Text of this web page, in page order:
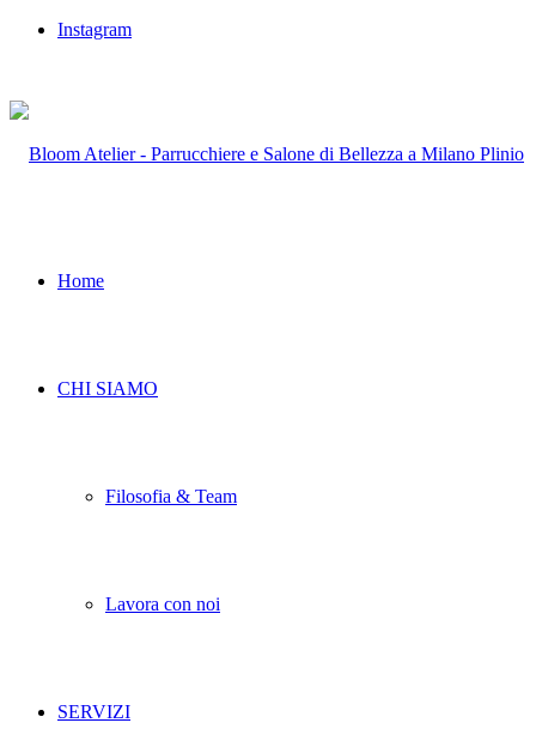
Instagram
Home
CHI SIAMO
Filosofia & Team
Lavora con noi
SERVIZI